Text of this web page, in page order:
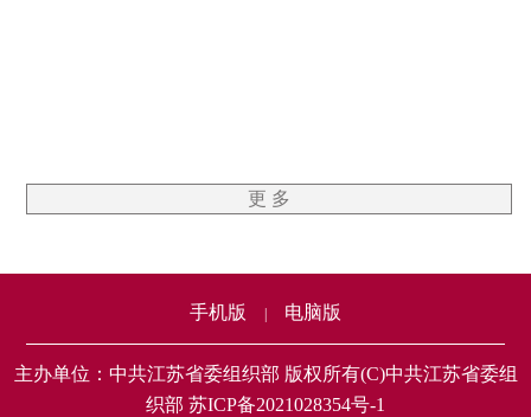
更 多
手机版 电脑版
主办单位：中共江苏省委组织部 版权所有(C)中共江苏省委组
织部 苏ICP备2021028354号-1